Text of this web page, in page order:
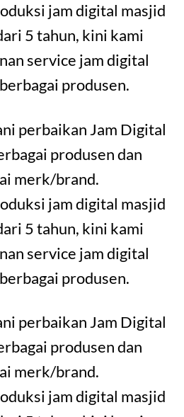
jam digital masjid
5 tahun, kini kami
service jam digital
produsen.
perbaikan Jam Digital
produsen dan
merk/brand.
jam digital masjid
5 tahun, kini kami
service jam digital
produsen.
perbaikan Jam Digital
produsen dan
merk/brand.
jam digital masjid